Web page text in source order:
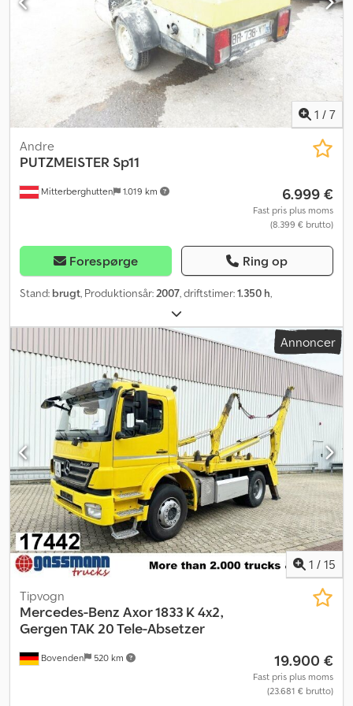
1 / 7
Mitterberghutten 1.019 km
Andre
PUTZMEISTER Sp11
6.999 €
Fast pris plus moms
(8.399 € brutto)
Forespørge Ring op
Stand: brugt, Produktionsår:2007, driftstimer:1.350 h,
Annoncer
1 / 15
Bovenden 520 km
Tipvogn
Mercedes-Benz Axor 1833 K 4x2,
Gergen TAK 20 Tele-Absetzer
19.900 €
Fast pris plus moms
(23.681 € brutto)